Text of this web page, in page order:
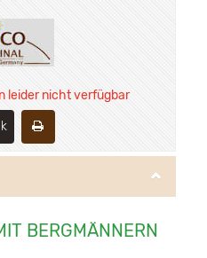
leider nicht verfügbar
BERGMÄNNERN